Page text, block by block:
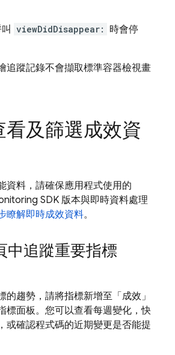
viewDidDisappear:
時會停
追蹤記錄不會擷取標準容器檢視畫
看及篩選成效資
資料，請確保應用程式使用的
SDK 版本與即時資料處理
瞭解即時成效資料。
中追蹤重要指標
的趨勢，請將指標新增至「成效」
標面板。您可以查看每週變化，快
或確認程式碼的近期變更是否能提